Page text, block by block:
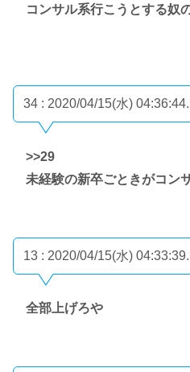
コンサル系行こうとする奴
34 : 2020/04/15(水)
>>29
未経験の新卒ごときがコン
13 : 2020/04/15(水)
全部上げろや